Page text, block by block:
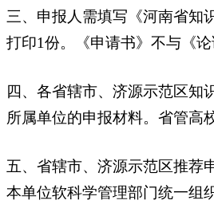
三、申报人需填写《河南省知
打印1份。《申请书》不与《论
四、各省辖市、济源示范区知
所属单位的申报材料。省管高
五、省辖市、济源示范区推荐
本单位软科学管理部门统一组